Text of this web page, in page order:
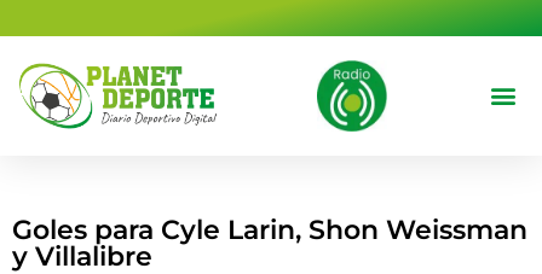
Goles para Cyle Larin, Shon Weissman
y Villalibre